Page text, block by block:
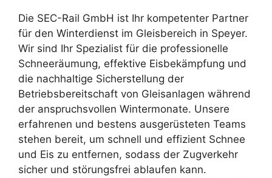
Die SEC-Rail GmbH ist Ihr kompetenter Partner
für den Winterdienst im Gleisbereich in Speyer.
Wir sind Ihr Spezialist für die professionelle
Schneeräumung, effektive Eisbekämpfung und
die nachhaltige Sicherstellung der
Betriebsbereitschaft von Gleisanlagen während
der anspruchsvollen Wintermonate. Unsere
erfahrenen und bestens ausgerüsteten Teams
stehen bereit, um schnell und effizient Schnee
und Eis zu entfernen, sodass der Zugverkehr
sicher und störungsfrei ablaufen kann.